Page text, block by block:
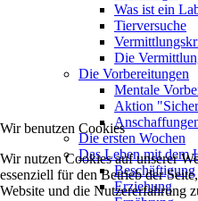
Was ist ein
Tierversuche
Die
Die Vorbereitungen
Mentale
Aktion
Die ersten Wochen
Das Leben mit dem
Beschäftigung
Erziehung
Wir benutzen Cookies
Wir nutzen Cookies auf unserer
essenziell für den Betrieb der
Website und die Nutzererfahrung